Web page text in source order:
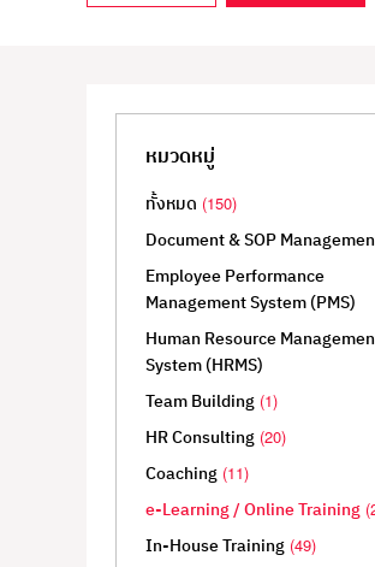
Learning &
แพลตฟอร์มการเรียนรู้และพั
รวมโซลูชันที่ช่วยองค์กรวาง
ออนไลน์, โปรแกรมพัฒนา
การพัฒนาในระยะยาว
เหมาะสำหรับองค์กรที่ต้องก
หมวดหมู่
ทั้งหมด (150)
Document & SOP
Employee Performance
Management System (PMS)
Human Resource
System (HRMS)
Team Building (1)
HR Consulting (20)
Coaching (11)
e-Learning / Online Training
In-House Training (49)